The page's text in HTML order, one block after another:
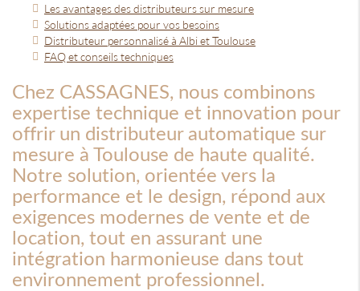
Les avantages des distributeurs sur mesure
Solutions adaptées pour vos besoins
Distributeur personnalisé à Albi et Toulouse
FAQ et conseils techniques
Chez CASSAGNES, nous combinons
expertise technique et innovation pour
offrir un distributeur automatique sur
mesure à Toulouse de haute qualité.
Notre solution, orientée vers la
performance et le design, répond aux
exigences modernes de vente et de
location, tout en assurant une
intégration harmonieuse dans tout
environnement professionnel.